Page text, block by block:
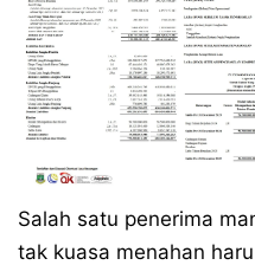
Salah satu penerima
tak kuasa menahan